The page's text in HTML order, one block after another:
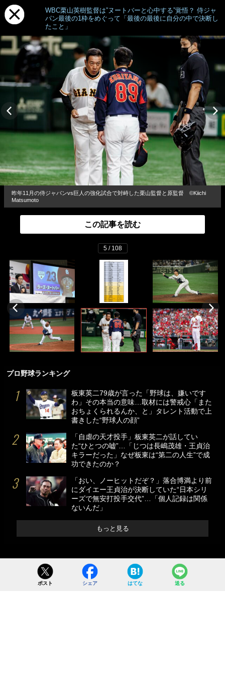
WBC栗山英樹監督は”ヌートバーと心中する”覚悟？ 侍ジャ
パン最後の1枠をめぐって「最後の最後に自分の中で決断し
たこと」
昨年11月の侍ジャパンvs巨人の強化試合で対峙した栗山監督と原監督 ©︎Kiichi
Matsumoto
この記事を読む
5 / 108
プロ野球ランキング
板東英二79歳が言った「野球は、嫌いです
わ」その本当の意味…取材には警戒心「また
おちょくられるんか、と」タレント活動で上
書きした“野球人の顔”
「自虐の天才投手」板東英二が話してい
た“ひとつの嘘”…「じつは長嶋茂雄・王貞治
キラーだった」なぜ板東は“第二の人生”で成
功できたのか？
「おい、ノーヒットだぞ？」落合博満より前
にダイエー王貞治が決断していた“日本シリ
ーズで無安打投手交代”…「個人記録は関係
ないんだ」
もっと見る
ポスト シェア はてな 送る